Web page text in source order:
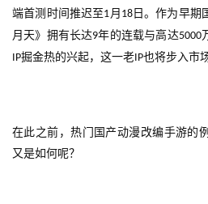
端首测时间推迟至1月 18日。作为早期
月天》拥有长达9年的连载与高达5000
IP掘金热的兴起，这一老IP也将步入市场
在此之前，热门国产动漫改编手游的
又是如何呢？